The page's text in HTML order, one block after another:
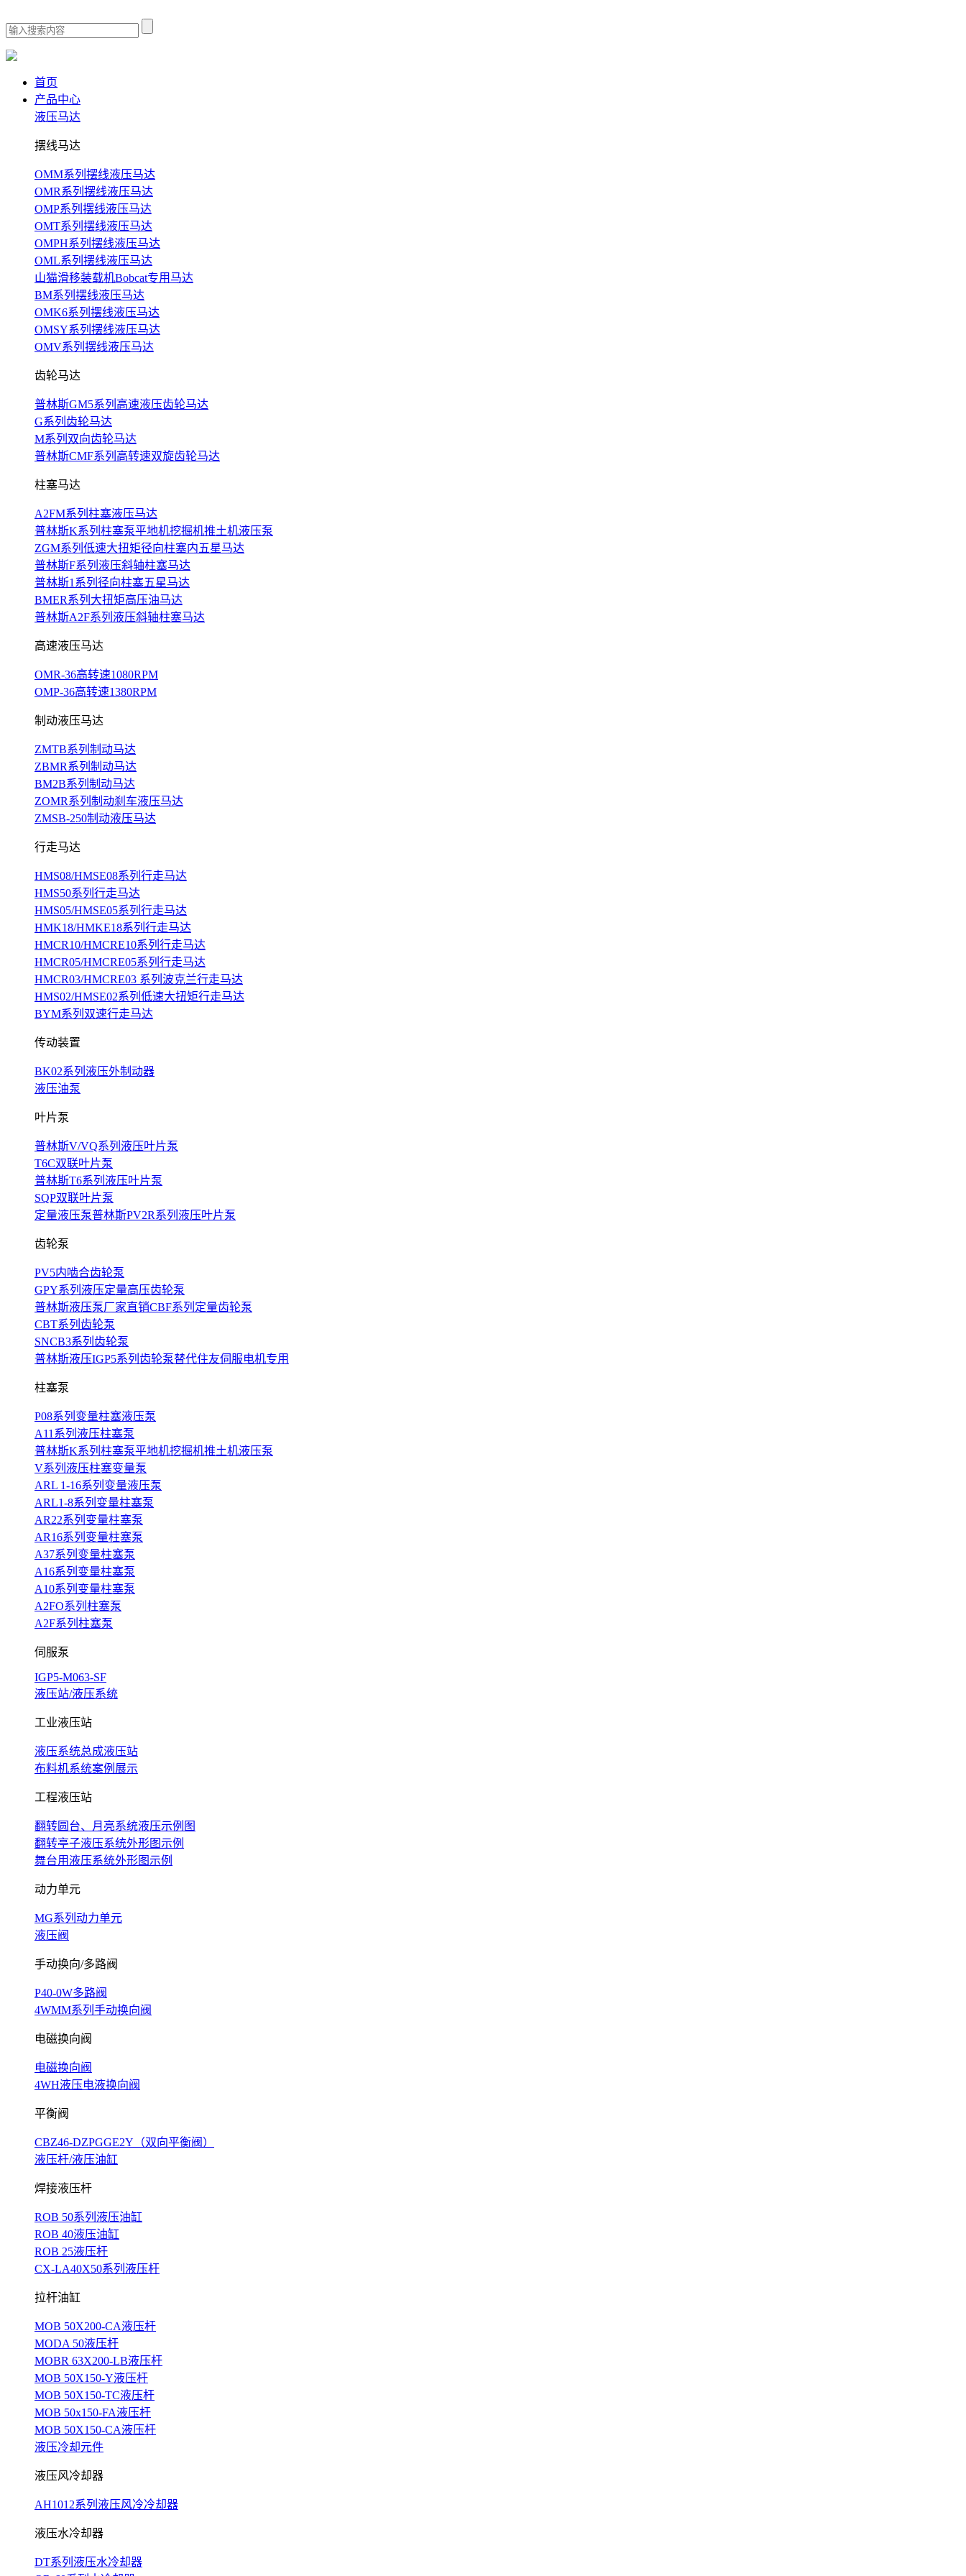
首页
产品中心
液压马达
摆线马达
OMM系列摆线液压马达
OMR系列摆线液压马达
OMP系列摆线液压马达
OMT系列摆线液压马达
OMPH系列摆线液压马达
OML系列摆线液压马达
山猫滑移装载机Bobcat专用马达
BM系列摆线液压马达
OMK6系列摆线液压马达
OMSY系列摆线液压马达
OMV系列摆线液压马达
齿轮马达
普林斯GM5系列高速液压齿轮马达
G系列齿轮马达
M系列双向齿轮马达
普林斯CMF系列高转速双旋齿轮马达
柱塞马达
A2FM系列柱塞液压马达
普林斯K系列柱塞泵平地机挖掘机推土机液压泵
ZGM系列低速大扭矩径向柱塞内五星马达
普林斯F系列液压斜轴柱塞马达
普林斯1系列径向柱塞五星马达
BMER系列大扭矩高压油马达
普林斯A2F系列液压斜轴柱塞马达
高速液压马达
OMR-36高转速1080RPM
OMP-36高转速1380RPM
制动液压马达
ZMTB系列制动马达
ZBMR系列制动马达
BM2B系列制动马达
ZOMR系列制动刹车液压马达
ZMSB-250制动液压马达
行走马达
HMS08/HMSE08系列行走马达
HMS50系列行走马达
HMS05/HMSE05系列行走马达
HMK18/HMKE18系列行走马达
HMCR10/HMCRE10系列行走马达
HMCR05/HMCRE05系列行走马达
HMCR03/HMCRE03 系列波克兰行走马达
HMS02/HMSE02系列低速大扭矩行走马达
BYM系列双速行走马达
传动装置
BK02系列液压外制动器
液压油泵
叶片泵
普林斯V/VQ系列液压叶片泵
T6C双联叶片泵
普林斯T6系列液压叶片泵
SQP双联叶片泵
定量液压泵普林斯PV2R系列液压叶片泵
齿轮泵
PV5内啮合齿轮泵
GPY系列液压定量高压齿轮泵
普林斯液压泵厂家直销CBF系列定量齿轮泵
CBT系列齿轮泵
SNCB3系列齿轮泵
普林斯液压IGP5系列齿轮泵替代住友伺服电机专用
柱塞泵
P08系列变量柱塞液压泵
A11系列液压柱塞泵
普林斯K系列柱塞泵平地机挖掘机推土机液压泵
V系列液压柱塞变量泵
ARL 1-16系列变量液压泵
ARL1-8系列变量柱塞泵
AR22系列变量柱塞泵
AR16系列变量柱塞泵
A37系列变量柱塞泵
A16系列变量柱塞泵
A10系列变量柱塞泵
A2FO系列柱塞泵
A2F系列柱塞泵
伺服泵
IGP5-M063-SF
液压站/液压系统
工业液压站
液压系统总成液压站
布料机系统案例展示
工程液压站
翻转圆台、月亮系统液压示例图
翻转亭子液压系统外形图示例
舞台用液压系统外形图示例
动力单元
MG系列动力单元
液压阀
手动换向/多路阀
P40-0W多路阀
4WMM系列手动换向阀
电磁换向阀
电磁换向阀
4WH液压电液换向阀
平衡阀
CBZ46-DZPGGE2Y（双向平衡阀）
液压杆/液压油缸
焊接液压杆
ROB 50系列液压油缸
ROB 40液压油缸
ROB 25液压杆
CX-LA40X50系列液压杆
拉杆油缸
MOB 50X200-CA液压杆
MODA 50液压杆
MOBR 63X200-LB液压杆
MOB 50X150-Y液压杆
MOB 50X150-TC液压杆
MOB 50x150-FA液压杆
MOB 50X150-CA液压杆
液压冷却元件
液压风冷却器
AH1012系列液压风冷冷却器
液压水冷却器
DT系列液压水冷却器